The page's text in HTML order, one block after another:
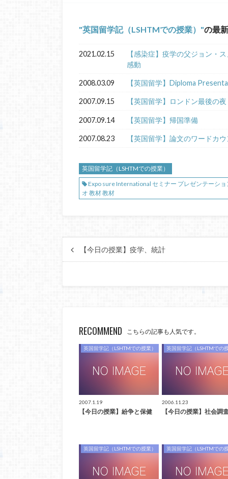
英国留学記（LSHTMでの授業） の最
2021.02.15
【感染症】疫学の父ジョン・
感動
2008.03.09 【英国留学】Diploma
2007.09.15 【英国留学】ロンドン最後の夜
2007.09.14 【英国留学】帰国準備
2007.08.23 【英国留学】論文のワードカ
英国留学記（LSHTMでの授業）
Expo sure International セミナー プレゼンテーシ
オ 教材 教材
【今日の授業】疫学、統計
RECOMMEND こちらの記事も人気です。
英国留学記（LSHTMでの授業）
2007.1.19
【今日の授業】紛争と保健
英国留学記（LSHTMでの
2006.11.23
【今日の授業】社会調
英国留学記（LSHTMでの授業） 英国留学記（LSHTMでの